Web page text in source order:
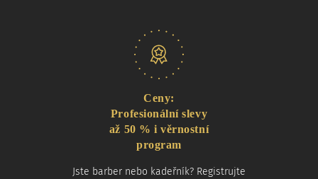
Ceny:
Profesionální slevy
až 50 % i věrnostní
program
Jste barber nebo kadeřník? Registrujte